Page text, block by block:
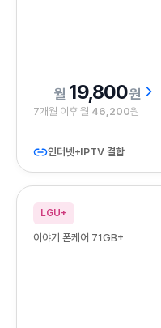
19,800원
7개월 이후 월 46,200원
인터넷+IPTV 결합
LGU+
이야기 폰케어 71GB+